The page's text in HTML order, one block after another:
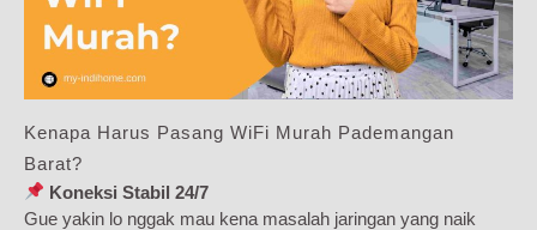
Kenapa Harus Pasang WiFi Murah Pademangan
Barat?
Koneksi Stabil 24/7
Gue yakin lo nggak mau kena masalah jaringan yang naik